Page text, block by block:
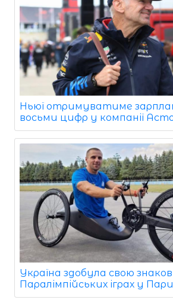
Ньюї отримуватиме
восьми цифр у компанії
Україна здобула свою
Паралімпійських іграх у